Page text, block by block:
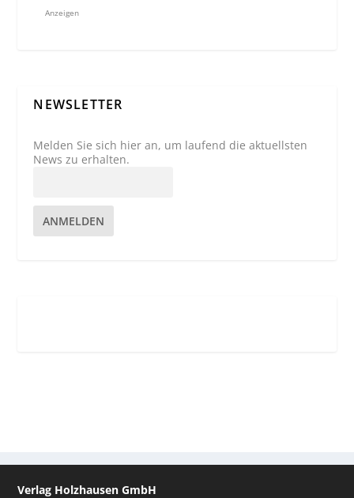
Anzeigen
NEWSLETTER
Melden Sie sich hier an, um laufend die aktuellsten
News zu erhalten.
ANMELDEN
Verlag Holzhausen GmbH